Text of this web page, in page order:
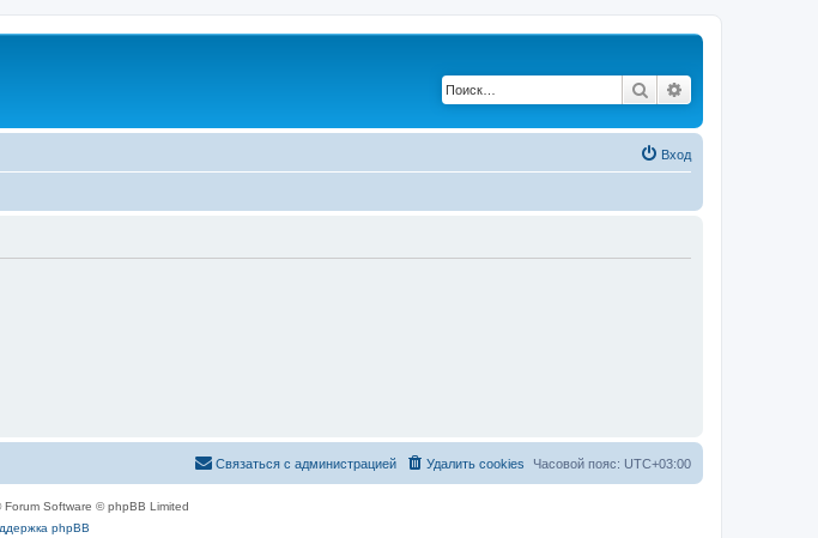
Поиск
Вход
Часовой пояс: UTC+03:00
Удалить cookies
Связаться с администрацией
Forum Software © phpBB Limited
phpBB